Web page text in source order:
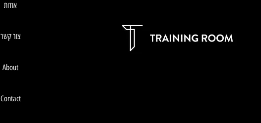
אודות
צור קשר
About
Contact